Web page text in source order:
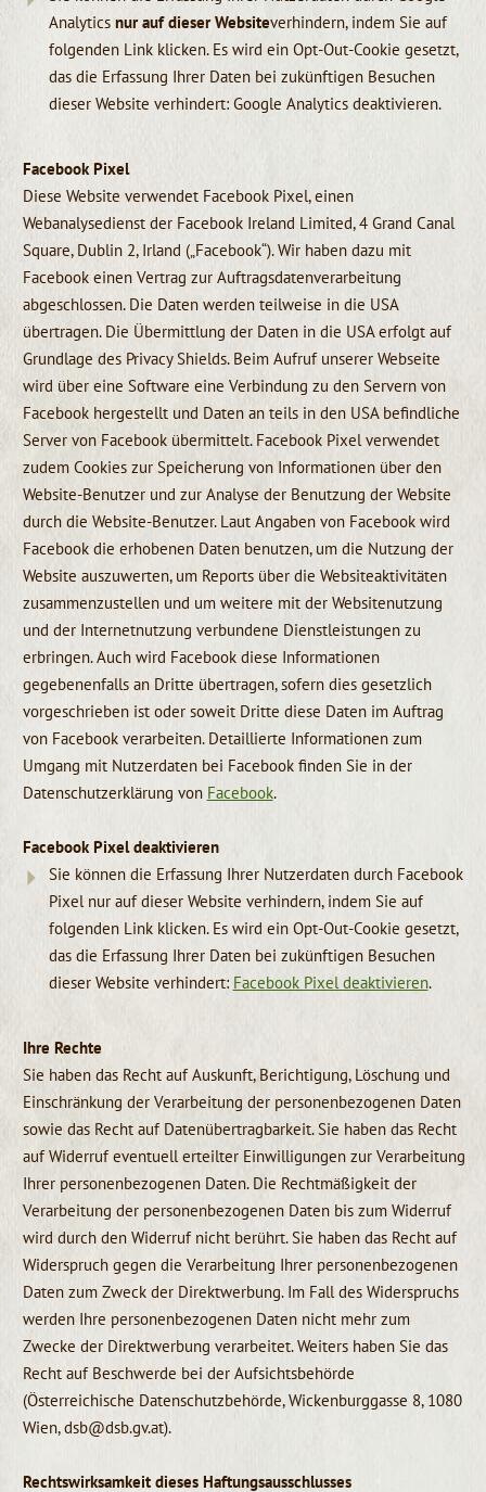
Analytics nur auf dieser Websiteverhindern, indem Sie auf
folgenden Link klicken. Es wird ein Opt-Out-Cookie gesetzt,
das die Erfassung Ihrer Daten bei zukünftigen Besuchen
dieser Website verhindert: Google Analytics deaktivieren.
Facebook Pixel
Diese Website verwendet Facebook Pixel, einen
Webanalysedienst der Facebook Ireland Limited, 4 Grand Canal
Square, Dublin 2, Irland („Facebook“). Wir haben dazu mit
Facebook einen Vertrag zur Auftragsdatenverarbeitung
abgeschlossen. Die Daten werden teilweise in die USA
übertragen. Die Übermittlung der Daten in die USA erfolgt auf
Grundlage des Privacy Shields. Beim Aufruf unserer Webseite
wird über eine Software eine Verbindung zu den Servern von
Facebook hergestellt und Daten an teils in den USA befindliche
Server von Facebook übermittelt. Facebook Pixel verwendet
zudem Cookies zur Speicherung von Informationen über den
Website-Benutzer und zur Analyse der Benutzung der Website
durch die Website-Benutzer. Laut Angaben von Facebook wird
Facebook die erhobenen Daten benutzen, um die Nutzung der
Website auszuwerten, um Reports über die Websiteaktivitäten
zusammenzustellen und um weitere mit der Websitenutzung
und der Internetnutzung verbundene Dienstleistungen zu
erbringen. Auch wird Facebook diese Informationen
gegebenenfalls an Dritte übertragen, sofern dies gesetzlich
vorgeschrieben ist oder soweit Dritte diese Daten im Auftrag
von Facebook verarbeiten. Detaillierte Informationen zum
Umgang mit Nutzerdaten bei Facebook finden Sie in der
Datenschutzerklärung von Facebook.
Facebook Pixel deaktivieren
Sie können die Erfassung Ihrer Nutzerdaten durch Facebook
Pixel nur auf dieser Website verhindern, indem Sie auf
folgenden Link klicken. Es wird ein Opt-Out-Cookie gesetzt,
das die Erfassung Ihrer Daten bei zukünftigen Besuchen
dieser Website verhindert: Facebook Pixel deaktivieren.
Ihre Rechte
Sie haben das Recht auf Auskunft, Berichtigung, Löschung und
Einschränkung der Verarbeitung der personenbezogenen Daten
sowie das Recht auf Datenübertragbarkeit. Sie haben das Recht
auf Widerruf eventuell erteilter Einwilligungen zur Verarbeitung
Ihrer personenbezogenen Daten. Die Rechtmäßigkeit der
Verarbeitung der personenbezogenen Daten bis zum Widerruf
wird durch den Widerruf nicht berührt. Sie haben das Recht auf
Widerspruch gegen die Verarbeitung Ihrer personenbezogenen
Daten zum Zweck der Direktwerbung. Im Fall des Widerspruchs
werden Ihre personenbezogenen Daten nicht mehr zum
Zwecke der Direktwerbung verarbeitet. Weiters haben Sie das
Recht auf Beschwerde bei der Aufsichtsbehörde
(Österreichische Datenschutzbehörde, Wickenburggasse 8, 1080
Wien, dsb@dsb.gv.at).
Rechtswirksamkeit dieses Haftungsausschlusses